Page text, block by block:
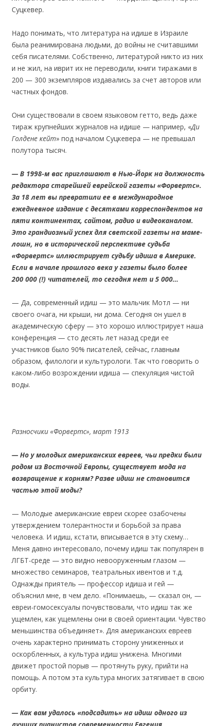
Суцкевер.
Надо понимать, что литература на идише в Израиле
была реанимирована людьми, до войны не считавшими
себя писателями. Собственно, литературой никто из них
и не жил, на иврит их не переводили, книги тиражами в
200 — 300 экземпляров издавались за счет авторов или
частных фондов.
Они существовали в своем языковом гетто, ведь даже
тираж крупнейших журналов на идише — например, «Ди
Голдене кейт» под началом Суцкевера — не превышал
полутора тысяч.
— В 1998-м вас приглашают в Нью-Йорк на должность
редактора старейшей еврейской газеты «Форвертс».
За 18 лет вы превратили ее в международное
ежедневное издание с десятками корреспондентов на
пяти континентах, сайтом, радио и видеоканалом.
Это грандиозный успех для светской газеты на маме-
лошн, но в исторической перспективе судьба
«Форвертс» иллюстрирует судьбу идиша в Америке.
Если в начале прошлого века у газеты было более
200 000 (!) читателей, то сегодня нет и 5 000…
— Да, современный идиш — это мальчик Мотл — ни
своего очага, ни крыши, ни дома. Сегодня он ушел в
академическую сферу — это хорошо иллюстрирует наша
конференция — сто десять лет назад среди ее
участников было 90% писателей, сейчас, главным
образом, филологи и культурологи. Так что говорить о
каком-либо возрождении идиша — спекуляция чистой
воды.
Разносчики «Форвертс», март 1913
— Но у молодых американских евреев, чьи предки были
родом из Восточной Европы, существует мода на
возвращение к корням? Разве идиш не становится
частью этой моды?
— Молодые американские евреи скорее озабочены
утверждением толерантности и борьбой за права
человека. И идиш, кстати, вписывается в эту схему…
Меня давно интересовало, почему идиш так популярен в
ЛГБТ-среде — это видно невооруженным глазом —
множество семинаров, театральных ивентов и т.д.
Однажды приятель — профессор идиша и гей —
объяснил мне, в чем дело. «Понимаешь, — сказал он, —
евреи-гомосексуалы почувствовали, что идиш так же
ущемлен, как ущемлены они в своей ориентации. Чувство
меньшинства объединяет». Для американских евреев
очень характерно принимать сторону униженных и
оскорбленных, а культура идиш унижена. Многими
движет простой порыв — протянуть руку, прийти на
помощь. А потом эта культура многих затягивает в свою
орбиту.
— Как вам удалось «подсадить» на идиш одного из